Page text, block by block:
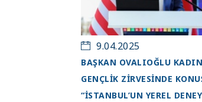
9.04.2025
BAŞKAN OVALIOĞLU
GENÇLİK ZİRVESİNDE
“İSTANBUL’UN YEREL